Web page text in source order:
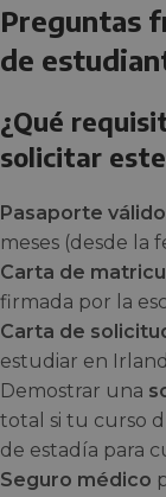
Preguntas
de
¿Qué
solicitar
Pasaporte válido
meses (desde la
Carta de
firmada por la
Carta de
estudiar en
Demostrar una
total si tu curso
de estadía para
Seguro médico